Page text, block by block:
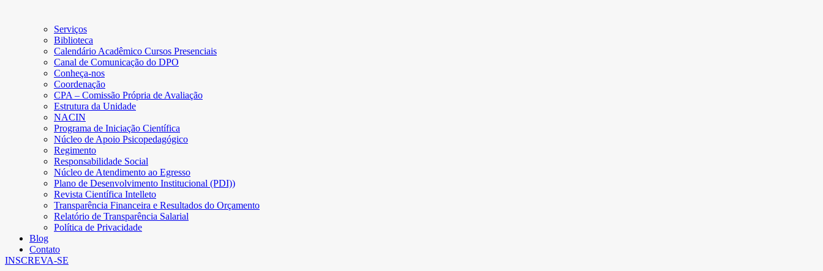
Serviços
Biblioteca
Calendário Acadêmico Cursos Presenciais
Canal de Comunicação do DPO
Conheça-nos
Coordenação
CPA – Comissão Própria de Avaliação
Estrutura da Unidade
NACIN
Programa de Iniciação Científica
Núcleo de Apoio Psicopedagógico
Regimento
Responsabilidade Social
Núcleo de Atendimento ao Egresso
Plano de Desenvolvimento Institucional (PDI))
Revista Científica Intelleto
Transparência Financeira e Resultados do Orçamento
Relatório de Transparência Salarial
Política de Privacidade
Blog
Contato
INSCREVA-SE